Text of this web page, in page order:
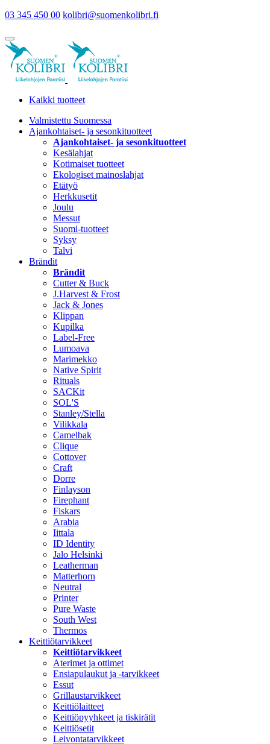
03 345 450 00 kolibri@suomenkolibri.fi
Kaikki tuotteet
Valmistettu Suomessa
Ajankohtaiset- ja sesonkituotteet
Ajankohtaiset- ja sesonkituotteet
Kesälahjat
Kotimaiset tuotteet
Ekologiset mainoslahjat
Etätyö
Herkkusetit
Joulu
Messut
Suomi-tuotteet
Syksy
Talvi
Brändit
Brändit
Cutter & Buck
J.Harvest & Frost
Jack & Jones
Klippan
Kupilka
Label-Free
Lumoava
Marimekko
Native Spirit
Rituals
SACKit
SOL'S
Stanley/Stella
Vilikkala
Camelbak
Clique
Cottover
Craft
Dorre
Finlayson
Firephant
Fiskars
Arabia
Iittala
ID Identity
Jalo Helsinki
Leatherman
Matterhorn
Neutral
Printer
Pure Waste
South West
Thermos
Keittiötarvikkeet
Keittiötarvikkeet
Aterimet ja ottimet
Ensiapulaukut ja -tarvikkeet
Essut
Grillaustarvikkeet
Keittiölaitteet
Keittiöpyyhkeet ja tiskirätit
Keittiösetit
Leivontatarvikkeet